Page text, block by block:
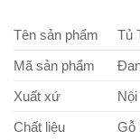
Tên sản phẩm
Tủ
Mã sản phẩm
Xuất xứ
Chất liệu
Gỗ